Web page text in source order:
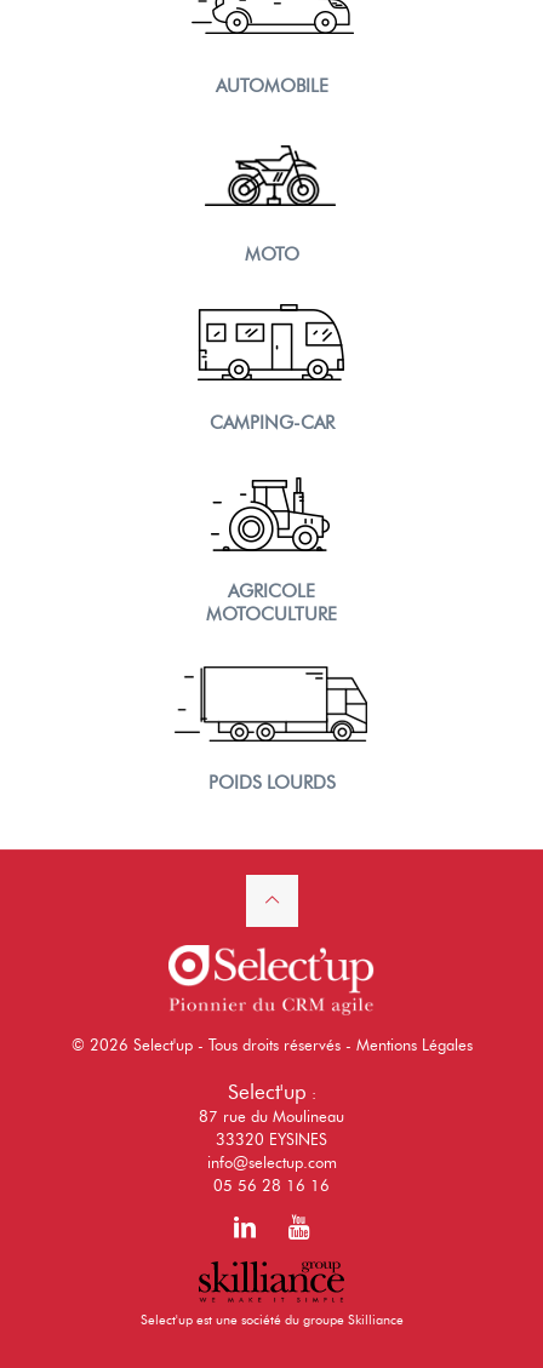
AUTOMOBILE
MOTO
CAMPING-CAR
AGRICOLE
MOTOCULTURE
POIDS LOURDS
© 2026 Select'up - Tous droits réservés - Mentions Légales
Select'up :
87 rue du Moulineau
33320 EYSINES
info@selectup.com
05 56 28 16 16
Select'up est une société du groupe Skilliance